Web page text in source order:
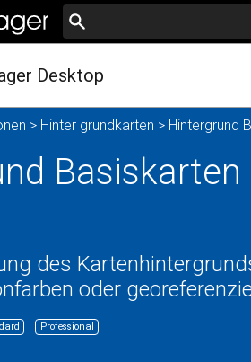
Desktop
> Hinter grundkarten > Hintergrund
des
oder
Professional